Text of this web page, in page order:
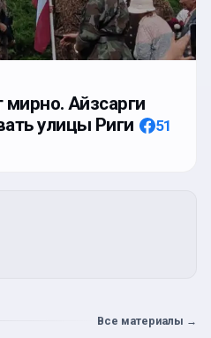
мирно. Айзсарги
улицы Риги
51
Все материалы →